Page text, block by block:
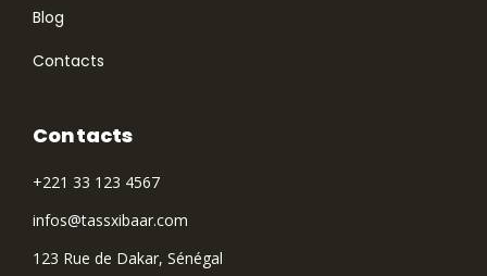
Blog
Contacts
Contacts
+221 33 123 4567
infos@tassxibaar.com
123 Rue de Dakar, Sénégal